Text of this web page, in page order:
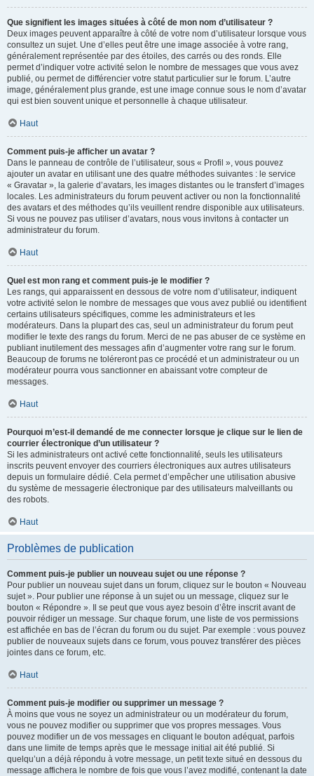
Que signifient les images situées à côté de mon nom d’utilisateur ?
Deux images peuvent apparaître à côté de votre nom d’utilisateur lorsque vous
consultez un sujet. Une d’elles peut être une image associée à votre rang,
généralement représentée par des étoiles, des carrés ou des ronds. Elle
permet d’indiquer votre activité selon le nombre de messages que vous avez
publié, ou permet de différencier votre statut particulier sur le forum. L’autre
image, généralement plus grande, est une image connue sous le nom d’avatar
qui est bien souvent unique et personnelle à chaque utilisateur.
Haut
Comment puis-je afficher un avatar ?
Dans le panneau de contrôle de l’utilisateur, sous « Profil », vous pouvez
ajouter un avatar en utilisant une des quatre méthodes suivantes : le service
« Gravatar », la galerie d’avatars, les images distantes ou le transfert d’images
locales. Les administrateurs du forum peuvent activer ou non la fonctionnalité
des avatars et des méthodes qu’ils veuillent rendre disponible aux utilisateurs.
Si vous ne pouvez pas utiliser d’avatars, nous vous invitons à contacter un
administrateur du forum.
Haut
Quel est mon rang et comment puis-je le modifier ?
Les rangs, qui apparaissent en dessous de votre nom d’utilisateur, indiquent
votre activité selon le nombre de messages que vous avez publié ou identifient
certains utilisateurs spécifiques, comme les administrateurs et les
modérateurs. Dans la plupart des cas, seul un administrateur du forum peut
modifier le texte des rangs du forum. Merci de ne pas abuser de ce système en
publiant inutilement des messages afin d’augmenter votre rang sur le forum.
Beaucoup de forums ne toléreront pas ce procédé et un administrateur ou un
modérateur pourra vous sanctionner en abaissant votre compteur de
messages.
Haut
Pourquoi m’est-il demandé de me connecter lorsque je clique sur le lien de
courrier électronique d’un utilisateur ?
Si les administrateurs ont activé cette fonctionnalité, seuls les utilisateurs
inscrits peuvent envoyer des courriers électroniques aux autres utilisateurs
depuis un formulaire dédié. Cela permet d’empêcher une utilisation abusive
du système de messagerie électronique par des utilisateurs malveillants ou
des robots.
Haut
Problèmes de publication
Comment puis-je publier un nouveau sujet ou une réponse ?
Pour publier un nouveau sujet dans un forum, cliquez sur le bouton « Nouveau
sujet ». Pour publier une réponse à un sujet ou un message, cliquez sur le
bouton « Répondre ». Il se peut que vous ayez besoin d’être inscrit avant de
pouvoir rédiger un message. Sur chaque forum, une liste de vos permissions
est affichée en bas de l’écran du forum ou du sujet. Par exemple : vous pouvez
publier de nouveaux sujets dans ce forum, vous pouvez transférer des pièces
jointes dans ce forum, etc.
Haut
Comment puis-je modifier ou supprimer un message ?
À moins que vous ne soyez un administrateur ou un modérateur du forum,
vous ne pouvez modifier ou supprimer que vos propres messages. Vous
pouvez modifier un de vos messages en cliquant le bouton adéquat, parfois
dans une limite de temps après que le message initial ait été publié. Si
quelqu’un a déjà répondu à votre message, un petit texte situé en dessous du
message affichera le nombre de fois que vous l’avez modifié, contenant la date